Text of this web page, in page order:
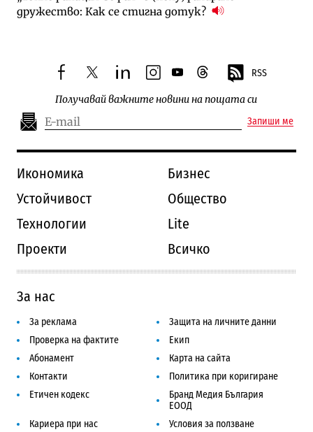
дружество: Как се стигна дотук?
facebooktwitterlinkedininstagram
youtubethreads RSS
Получавай важните новини на пощата си
Запиши ме
Икономика
Бизнес
Устойчивост
Общество
Технологии
Lite
Проекти
Всичко
За нас
За реклама
Защита на личните данни
Проверка на фактите
Екип
Абонамент
Карта на сайта
Контакти
Политика при коригиране
Етичен кодекс
Бранд Медия България
ЕООД
Кариера при нас
Условия за ползване